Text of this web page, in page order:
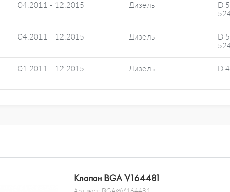
04.2011 - 12.2015 Дизель
D
04.2011 - 12.2015 Дизель
D
01.2011 - 12.2015 Дизель D
Клапан BGA V164481